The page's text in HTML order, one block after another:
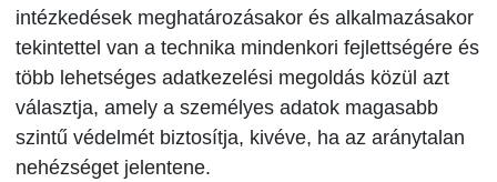
intézkedések meghatározásakor és alkalmazásakor
tekintettel van a technika mindenkori fejlettségére és
több lehetséges adatkezelési megoldás közül azt
választja, amely a személyes adatok magasabb
szintű védelmét biztosítja, kivéve, ha az aránytalan
nehézséget jelentene.